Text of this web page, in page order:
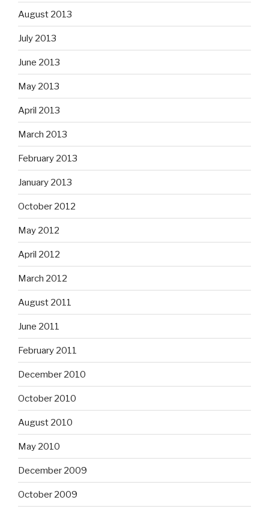
August 2013
July 2013
June 2013
May 2013
April 2013
March 2013
February 2013
January 2013
October 2012
May 2012
April 2012
March 2012
August 2011
June 2011
February 2011
December 2010
October 2010
August 2010
May 2010
December 2009
October 2009